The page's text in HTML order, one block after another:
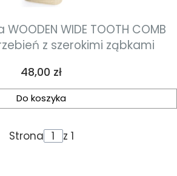
WIDE TOOTH COMB
z szerokimi ząbkami
Cena
48,00 zł
Do koszyka
Strona z 1